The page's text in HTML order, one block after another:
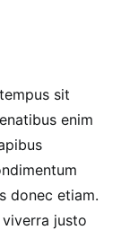
sit
enim
donec etiam.
justo